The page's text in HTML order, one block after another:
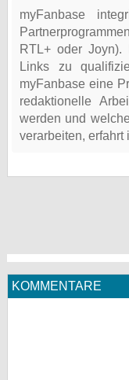
myFanbase
RTL+ oder
Links zu
myFanbase eine
redaktionelle
werden und
verarbeiten, erfahrt
KOMMENTARE